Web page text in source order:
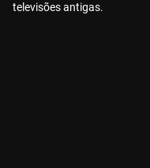
televisões antigas.